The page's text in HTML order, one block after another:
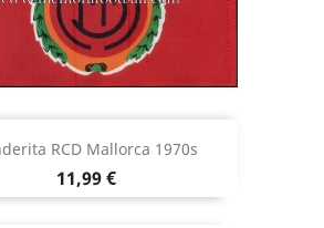
RCD Mallorca 1970s
Precio
11,99 €